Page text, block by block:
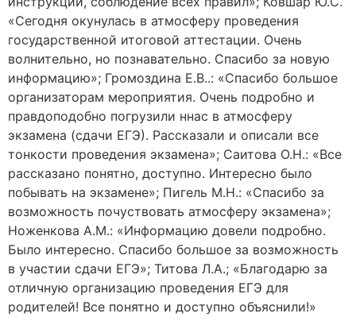
«Сегодня окунулась в атмосферу проведения
государственной итоговой аттестации. Очень
волнительно, но познавательно. Спасибо за новую
информацию»; Громоздина Е.В..: «Спасибо большое
организаторам мероприятия. Очень подробно и
правдоподобно погрузили ннас в атмосферу
экзамена (сдачи ЕГЭ). Рассказали и описали все
тонкости проведения экзамена»; Саитова О.Н.: «Все
рассказано понятно, доступно. Интересно было
побывать на экзамене»; Пигель М.Н.: «Спасибо за
возможность почуствовать атмосферу экзамена»;
Ноженкова А.М.: «Информацию довели подробно.
Было интересно. Спасибо большое за возможность
в участии сдачи ЕГЭ»; Титова Л.А.; «Благодарю за
отличную организацию проведения ЕГЭ для
родителей! Все понятно и доступно объяснили!»